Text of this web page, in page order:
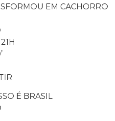
EM CACHORRO
É BRASIL